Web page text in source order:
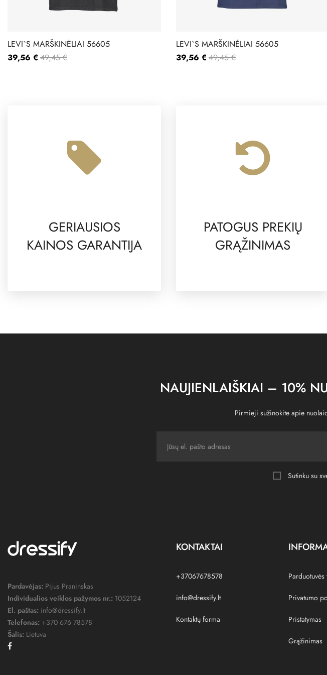
LEVI`S MARŠKINĖLIAI 56605
39,56 € 49,45 €
LEVI`S MARŠKINĖLIAI 56605
39,56 € 49,45 €
GERIAUSIOS
KAINOS GARANTIJA
PATOGUS PREKIŲ
GRĄŽINIMAS
NAUJIENLAIŠKIAI – 10%
Pirmieji sužinokite apie
Sutinku su
Pardavėjas: Pijus Praninskas
Individualios veiklos pažymos nr.: 1052124
El. paštas: info@dressify.lt
Telefonas: +370 676 78578
Šalis: Lietuva
KONTAKTAI
+37067678578
info@dressify.lt
Kontaktų forma
Parduotuvės
Privatumo
Pristatymas
Grąžinimas